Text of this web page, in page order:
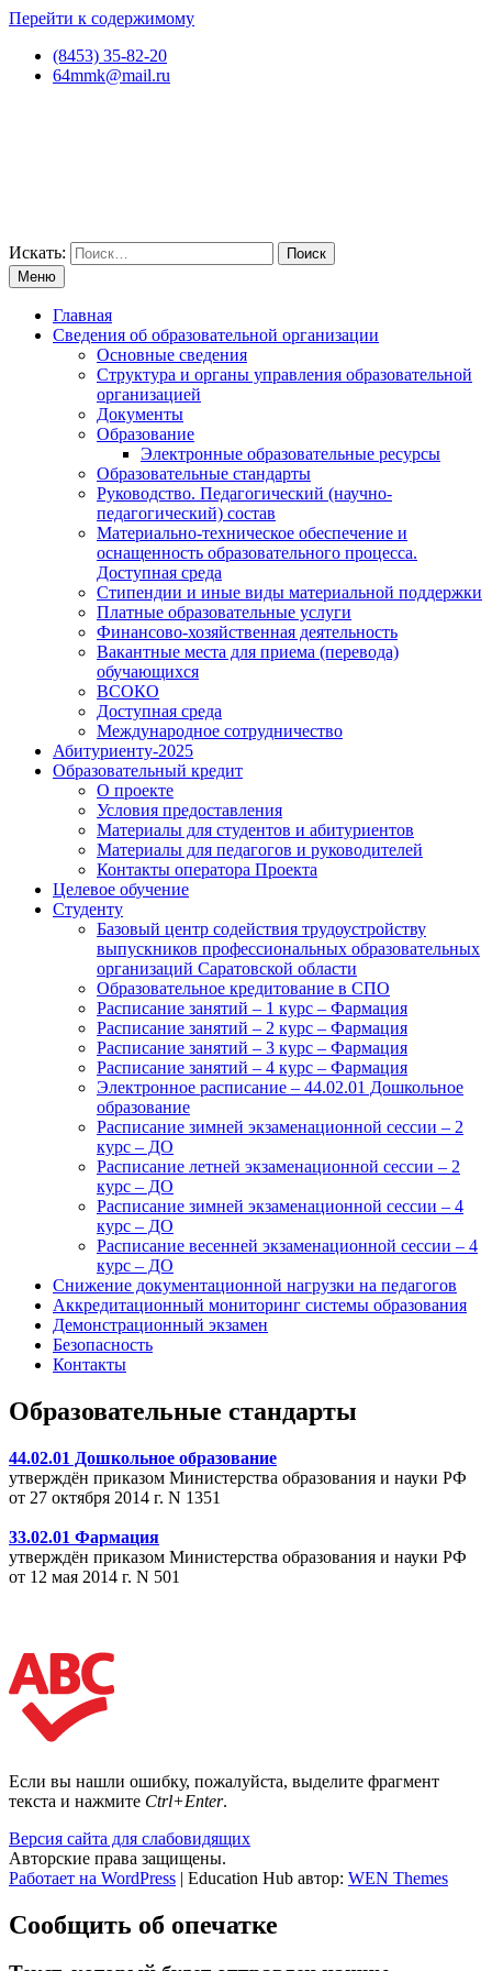
Перейти к содержимому
(8453) 35-82-20
64mmk@mail.ru
Искать:
Меню
Главная
Сведения об образовательной организации
Основные сведения
Структура и органы управления образовательной
организацией
Документы
Образование
Электронные образовательные ресурсы
Образовательные стандарты
Руководство. Педагогический (научно-
педагогический) состав
Материально-техническое обеспечение и
оснащенность образовательного процесса.
Доступная среда
Стипендии и иные виды материальной поддержки
Платные образовательные услуги
Финансово-хозяйственная деятельность
Вакантные места для приема (перевода)
обучающихся
ВСОКО
Доступная среда
Международное сотрудничество
Абитуриенту-2025
Образовательный кредит
О проекте
Условия предоставления
Материалы для студентов и абитуриентов
Материалы для педагогов и руководителей
Контакты оператора Проекта
Целевое обучение
Студенту
Базовый центр содействия трудоустройству
выпускников профессиональных образовательных
организаций Саратовской области
Образовательное кредитование в СПО
Расписание занятий – 1 курс – Фармация
Расписание занятий – 2 курс – Фармация
Расписание занятий – 3 курс – Фармация
Расписание занятий – 4 курс – Фармация
Электронное расписание – 44.02.01 Дошкольное
образование
Расписание зимней экзаменационной сессии – 2
курс – ДО
Расписание летней экзаменационной сессии – 2
курс – ДО
Расписание зимней экзаменационной сессии – 4
курс – ДО
Расписание весенней экзаменационной сессии – 4
курс – ДО
Снижение документационной нагрузки на педагогов
Аккредитационный мониторинг системы образования
Демонстрационный экзамен
Безопасность
Контакты
Образовательные стандарты
44.02.01 Дошкольное образование
утверждён приказом Министерства образования и науки РФ
от 27 октября 2014 г. N 1351
33.02.01 Фармация
утверждён приказом Министерства образования и науки РФ
от 12 мая 2014 г. N 501
Если вы нашли ошибку, пожалуйста, выделите фрагмент
текста и нажмите Ctrl+Enter.
Версия сайта для слабовидящих
Авторские права защищены.
Работает на WordPress | Education Hub автор: WEN Themes
Сообщить об опечатке